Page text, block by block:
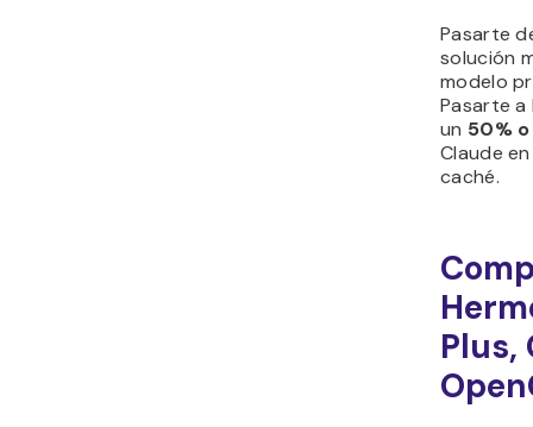
Pasarte
solución
modelo
Pasarte a
un 50%
Claude
caché.
Plus,